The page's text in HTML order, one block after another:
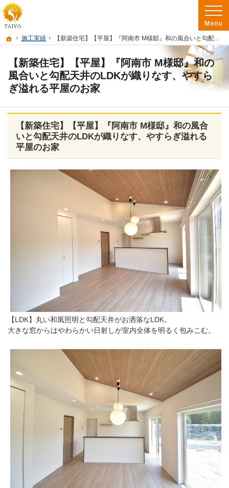
ホーム
施工実績 【新築住宅】【平屋】『阿南市 M様邸』和の風合いと勾配天井のLDKが織りなす、やすらぎ溢れる平屋のお家
【新築住宅】【平屋】『阿南市 M様邸』和の
風合いと勾配天井のLDKが織りなす、やすら
ぎ溢れる平屋のお家
阿南市を中心に徳島南部で注文住宅・新築一戸建て・リフォームを手がけるた
徳島で注文住宅を建てるなら たいようホーム｜阿南市・徳島南部の地域密着工務店
【新築住宅】【平屋】『阿南市 M様邸』和の風合
いと勾配天井のLDKが織りなす、やすらぎ溢れる
平屋のお家
【LDK】丸い和風照明と勾配天井がお洒落なLDK。
大きな窓からはやわらかい日射しが室内全体を明るく包みこむ。